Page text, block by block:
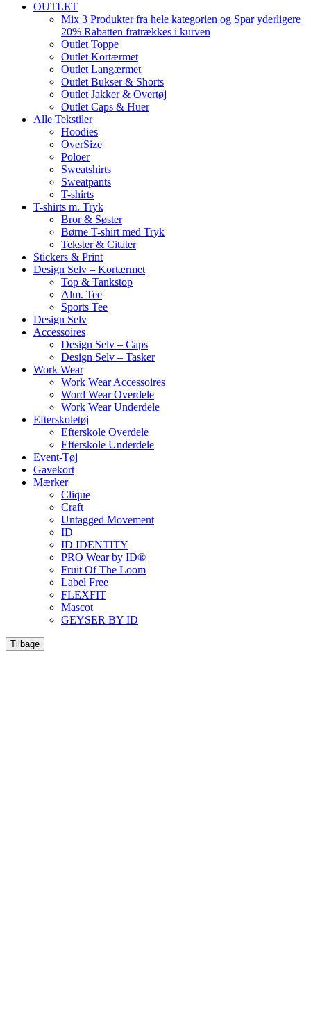
OUTLET
Mix 3 Produkter fra hele kategorien og Spar yderligere
20% Rabatten fratrækkes i kurven
Outlet Toppe
Outlet Kortærmet
Outlet Langærmet
Outlet Bukser & Shorts
Outlet Jakker & Overtøj
Outlet Caps & Huer
Alle Tekstiler
Hoodies
OverSize
Poloer
Sweatshirts
Sweatpants
T-shirts
T-shirts m. Tryk
Bror & Søster
Børne T-shirt med Tryk
Tekster & Citater
Stickers & Print
Design Selv – Kortærmet
Top & Tankstop
Alm. Tee
Sports Tee
Design Selv
Accessoires
Design Selv – Caps
Design Selv – Tasker
Work Wear
Work Wear Accessoires
Word Wear Overdele
Work Wear Underdele
Efterskoletøj
Efterskole Overdele
Efterskole Underdele
Event-Tøj
Gavekort
Mærker
Clique
Craft
Untagged Movement
ID
ID IDENTITY
PRO Wear by ID®
Fruit Of The Loom
Label Free
FLEXFIT
Mascot
GEYSER BY ID
Tilbage